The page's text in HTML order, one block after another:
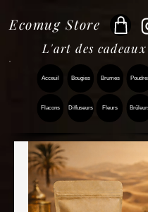
Ecomug Store
L'art des
Acceuil
Flacons
Bougies
Diffuseurs
Brumes
Fleurs